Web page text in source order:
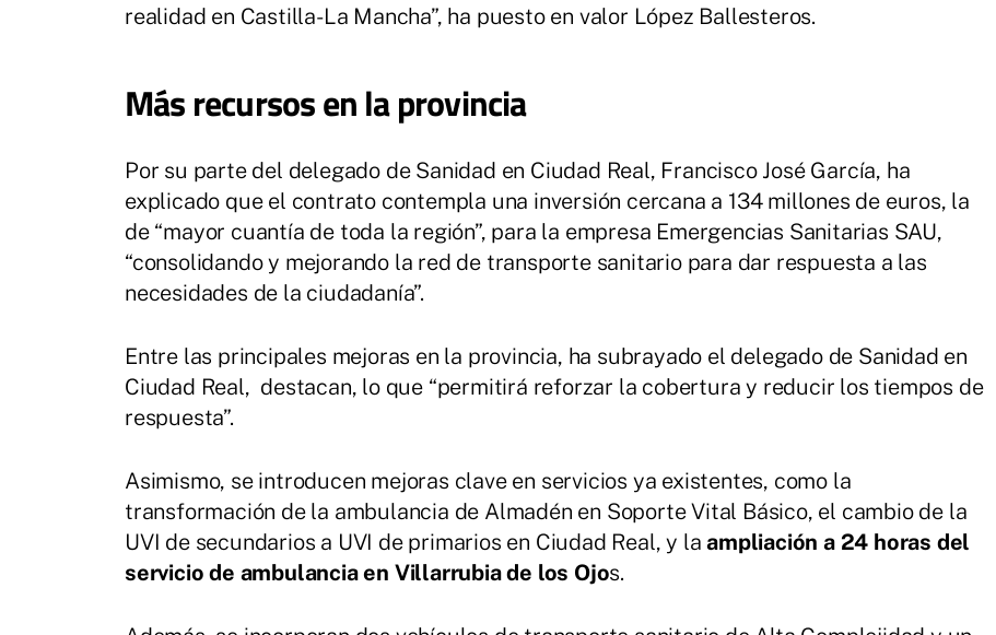
realidad en Castilla-La Mancha”, ha puesto en valor López Ballesteros.
Más recursos en la provincia
Por su parte del delegado de Sanidad en Ciudad Real, Francisco José García, ha
explicado que el contrato contempla una inversión cercana a 134 millones de euros, la
de “mayor cuantía de toda la región”, para la empresa Emergencias Sanitarias SAU,
“consolidando y mejorando la red de transporte sanitario para dar respuesta a las
necesidades de la ciudadanía”.
Entre las principales mejoras en la provincia, ha subrayado el delegado de Sanidad en
Ciudad Real, destacan, lo que “permitirá reforzar la cobertura y reducir los tiempos de
respuesta”.
Asimismo, se introducen mejoras clave en servicios ya existentes, como la
transformación de la ambulancia de Almadén en Soporte Vital Básico, el cambio de la
UVI de secundarios a UVI de primarios en Ciudad Real, y laampliación a 24 horas del
servicio de ambulancia en Villarrubia de los Ojos.